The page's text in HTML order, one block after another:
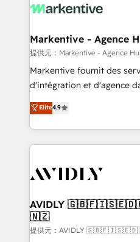
HubSpot大百科 出版 CRM・AI活用に関するご相談、現
せください。
results, fast. ⚙️CRM & RevOps: Align all Hubs to your
🎯Demand Gen & ABM:
ABM, AEO, SEO, & paid media. 👩‍💻Web
Build high-performing
& conversion strategy that
AI, & maximize AEO with
Integrations: Extend
Markentive - Agence
提供元：Markentive - Agence
Markentive fournit des
d'intégration et d'agence
North America. Avec plus
marketing automation,
webdesign. Markentive is both a consulting firm, a
digital agency and an
CRM and webdesign (We
Elite4.9
AVIDLY
🇳🇿
提供元：AVIDLY